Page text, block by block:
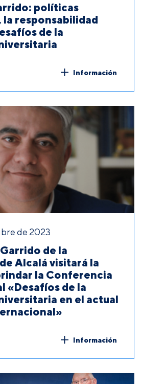
políticas
responsabilidad
de la
Información
de 2023
de la
Alcalá visitará la
la Conferencia
«Desafíos de la
en el actual
Información